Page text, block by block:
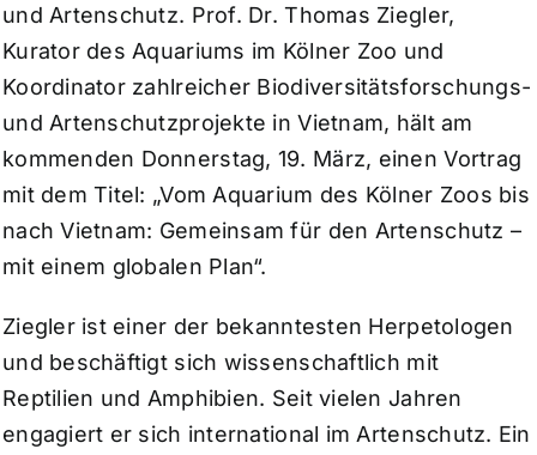
und Artenschutz. Prof. Dr. Thomas Ziegler,
Kurator des Aquariums im Kölner Zoo und
Koordinator zahlreicher Biodiversitätsforschungs-
und Artenschutzprojekte in Vietnam, hält am
kommenden Donnerstag, 19. März, einen Vortrag
mit dem Titel: „Vom Aquarium des Kölner Zoos bis
nach Vietnam: Gemeinsam für den Artenschutz –
mit einem globalen Plan“.
Ziegler ist einer der bekanntesten Herpetologen
und beschäftigt sich wissenschaftlich mit
Reptilien und Amphibien. Seit vielen Jahren
engagiert er sich international im Artenschutz. Ein